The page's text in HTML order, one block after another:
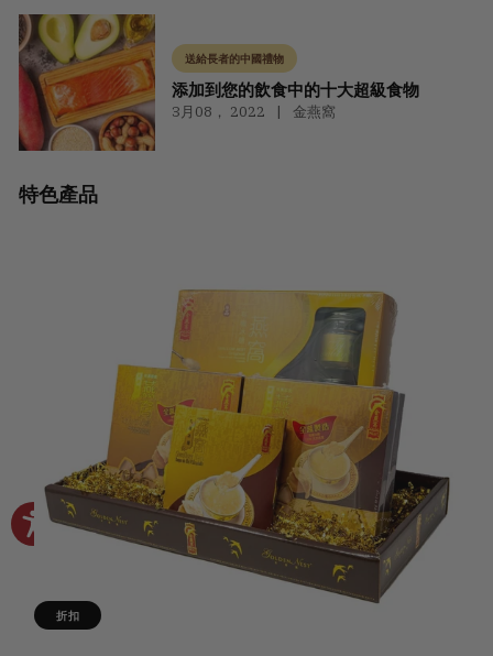
送給長者的中國禮物
添加到您的飲食中的十大超級食物
3月08， 2022 金燕窩
特色產品
折扣